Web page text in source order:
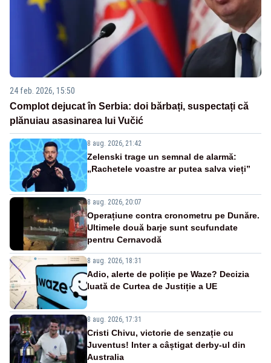
24 feb. 2026, 15:50
Complot dejucat în Serbia: doi bărbați, suspectați că
plănuiau asasinarea lui Vučić
8 aug. 2026, 21:42
Zelenski trage un semnal de alarmă:
„Rachetele voastre ar putea salva vieți”
8 aug. 2026, 20:07
Operațiune contra cronometru pe Dunăre.
Ultimele două barje sunt scufundate
pentru Cernavodă
8 aug. 2026, 18:31
Adio, alerte de poliție pe Waze? Decizia
luată de Curtea de Justiție a UE
8 aug. 2026, 17:31
Cristi Chivu, victorie de senzație cu
Juventus! Inter a câștigat derby-ul din
Australia